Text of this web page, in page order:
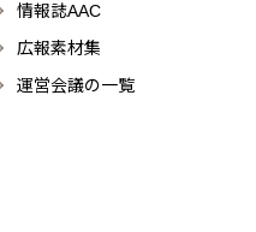
情報誌AAC
広報素材集
運営会議の一覧